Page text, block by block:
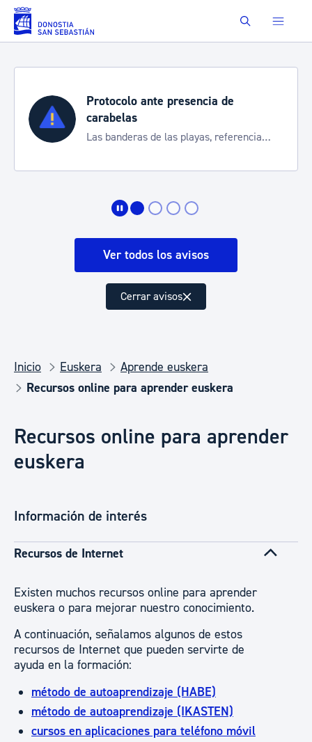
Saltar al contenido principal Buscar
Protocolo ante presencia de
carabelas
Las banderas de las playas, referencia
Ver todos los avisos
Cerrar avisos
Inicio Euskera
Aprende euskera
Recursos online para aprender euskera
Recursos online para aprender
euskera
Información de interés
Recursos de Internet
Existen muchos recursos online para aprender
euskera o para mejorar nuestro conocimiento.
A continuación, señalamos algunos de estos
recursos de Internet que pueden servirte de
ayuda en la formación:
método de autoaprendizaje (HABE)
método de autoaprendizaje (IKASTEN)
cursos en aplicaciones para teléfono móvil